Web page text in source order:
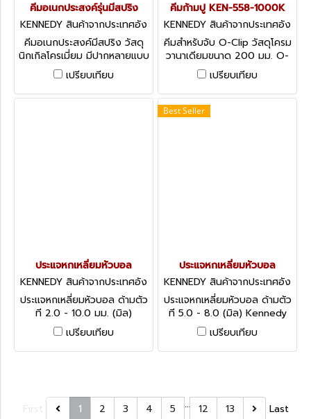
คีมอเนกประสงค์รุ่นมีสปริง
KENNEDY สินค้าจากประเทศอัง
กฤษ-3
คีมอเนกประสงค์มีสปริง วัสดุ
นิกเกิลโครเมี่ยม มีปากหลายแบบ
ให้เลือก Kennedy Pro-Torq
Miniature Pliers
เปรียบเทียบ
คีมก้ามปู KEN-558-1000K
KENNEDY สินค้าจากประเทศอัง
กฤษ-1
คีมสำหรับจับ O-Clip วัสดุโครม
วานาเดียมขนาด 200 มม. O-
Clip Pincers
เปรียบเทียบ
ประแจหกเหลี่ยมหัวบอล
KENNEDY สินค้าจากประเทศอัง
กฤษ KEN-602-7010K
ประแจหกเหลี่ยมหัวบอล ด้ามตัว
ที 2.0 - 10.0 มม. (มิล)
Kennedy Pro-Torq T-
Handled Hexagon Ball
Drivers
เปรียบเทียบ
Best Seller
ประแจหกเหลี่ยมหัวบอล
KENNEDY สินค้าจากประเทศอัง
กฤษ KEN-602-6100K
ประแจหกเหลี่ยมหัวบอล ด้ามตัว
ที 5.0 - 8.0 (มิล) Kennedy
Hexagon T-Handle Ball
Drivers - Metric
เปรียบเทียบ
1 2 3 4 5 … 12 13 Last